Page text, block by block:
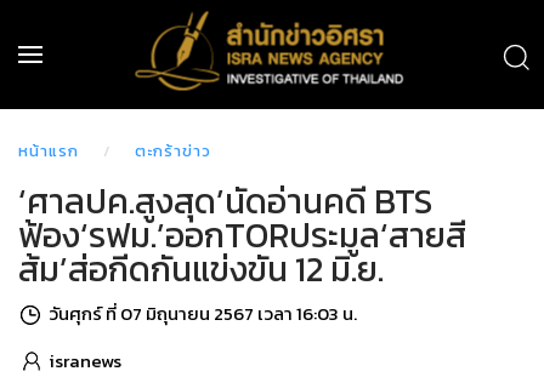
หน้าแรก ตะกร้าข่าว
‘ศาลปค.สูงสุด’นัดอ่านคดี BTS
ฟ้อง‘รฟม.’ออกTORประมูล‘สายสี
ส้ม’ส่อกีดกันแข่งขัน 12 มิ.ย.
วันศุกร์ ที่ 07 มิถุนายน 2567 เวลา 16:03 น.
isranews